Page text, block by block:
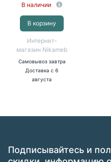
В наличии
В корзину
Интернет-
магазин Nikameb
Самовывоз завтра
Доставка с 6
августа
Подписывайтесь и